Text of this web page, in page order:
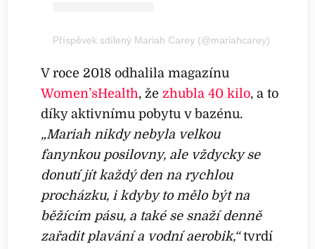
Příspěvek sdílený Mariah Carey (@mariahcarey)
V roce 2018 odhalila magazínu
Women’sHealth, žezhubla 40 kilo, a to
díky aktivnímu pobytu v bazénu.
„Mariah nikdy nebyla velkou
fanynkou posilovny, ale vždycky se
donutí jít každý den na rychlou
procházku, i kdyby to mělo být na
běžícím pásu, a také se snaží denně
zařadit plavání a vodní aerobik,“tvrdí